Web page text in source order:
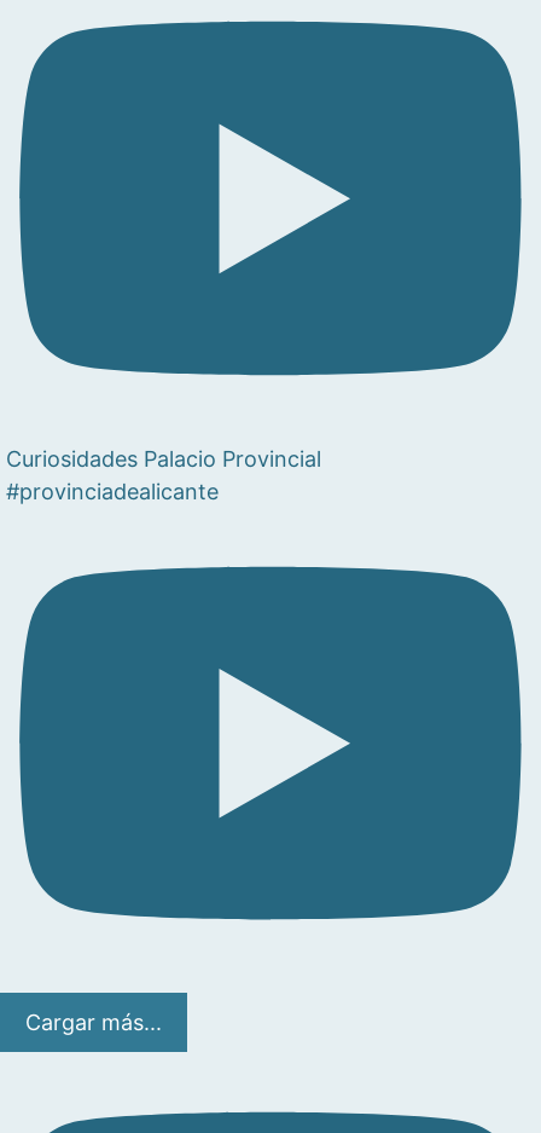
Curiosidades Palacio Provincial
#provinciadealicante
Cargar más...